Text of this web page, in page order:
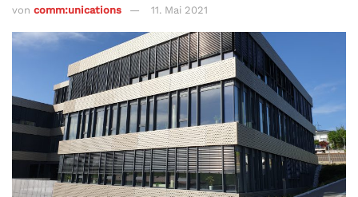
von comm:unications 11. Mai 2021